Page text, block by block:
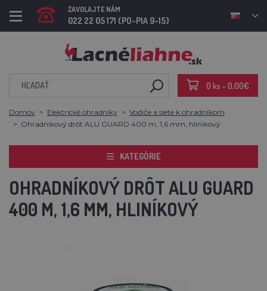
ZAVOLAJTE NÁM
022 22 05 171 (PO-PIA 9-15)
0 ks - 0,00€
Domov Elektrické ohradníky
Vodiče a siete k ohradníkom
Ohradníkový drôt ALU GUARD 400 m, 1,6 mm, hliníkový
KATEGÓRIE
OHRADNÍKOVÝ DRÔT ALU GUARD
400 M, 1,6 MM, HLINÍKOVÝ